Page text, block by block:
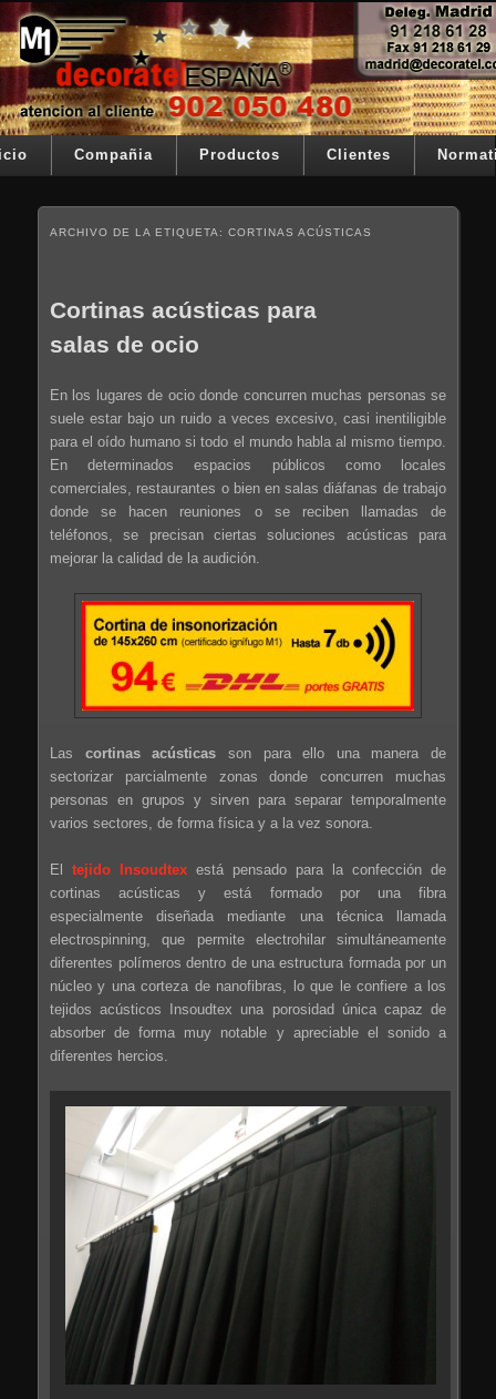
Ir al contenido principal
Ir al contenido secundario
Decoratel España
Su telon de teatro es nuestra razón de ser
Menú principalCompañia Productos Clientes
ARCHIVO DE LA ETIQUETA:CORTINAS ACÚSTICAS
Cortinas acústicas para
salas de ocio
En los lugares de ocio donde concurren muchas personas se
suele estar bajo un ruido a veces excesivo, casi inentiligible
para el oído humano si todo el mundo habla al mismo tiempo.
En determinados espacios públicos como locales
comerciales, restaurantes o bien en salas diáfanas de trabajo
donde se hacen reuniones o se reciben llamadas de
teléfonos, se precisan ciertas soluciones acústicas para
mejorar la calidad de la audición.
Las cortinas acústicas son para ello una manera de
sectorizar parcialmente zonas donde concurren muchas
personas en grupos y sirven para separar temporalmente
varios sectores, de forma física y a la vez sonora.
Eltejido Insoudtex está pensado para la confección de
cortinas acústicas y está formado por una fibra
especialmente diseñada mediante una técnica llamada
electrospinning, que permite electrohilar simultáneamente
diferentes polímeros dentro de una estructura formada por un
núcleo y una corteza de nanofibras, lo que le confiere a los
tejidos acústicos Insoudtex una porosidad única capaz de
absorber de forma muy notable y apreciable el sonido a
diferentes hercios.